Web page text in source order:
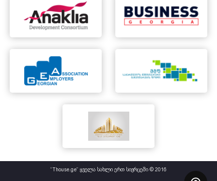
“Thouse.ge” ყველა სახლი ერთ სივრცეში © 2016